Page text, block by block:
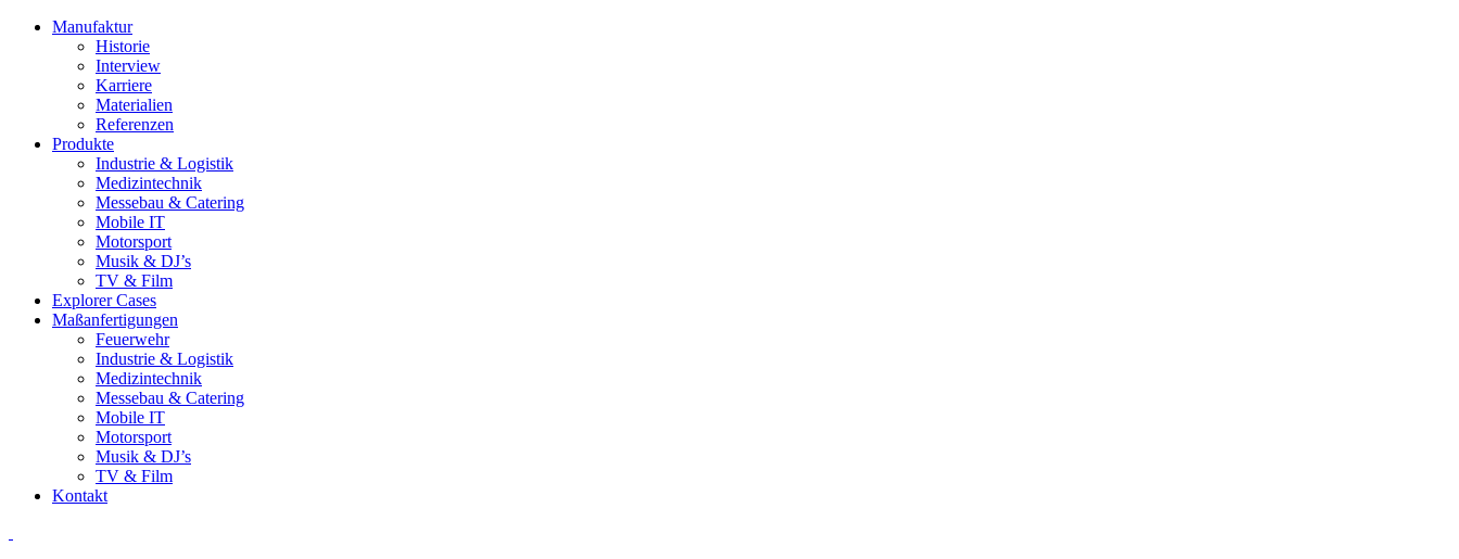
Manufaktur
Historie
Interview
Karriere
Materialien
Referenzen
Produkte
Industrie & Logistik
Medizintechnik
Messebau & Catering
Mobile IT
Motorsport
Musik & DJ’s
TV & Film
Explorer Cases
Maßanfertigungen
Feuerwehr
Industrie & Logistik
Medizintechnik
Messebau & Catering
Mobile IT
Motorsport
Musik & DJ’s
TV & Film
Kontakt